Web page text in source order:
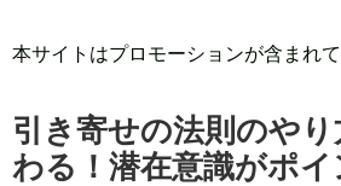
本サイトはプロモーションが含まれて
引き寄せの法則のや
わる！潜在意識がポイ